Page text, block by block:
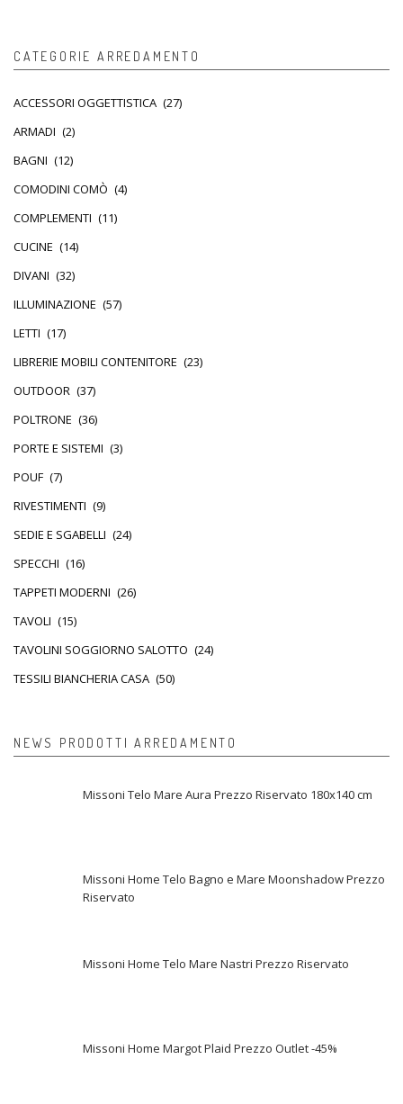
CATEGORIE ARREDAMENTO
ACCESSORI OGGETTISTICA (27)
ARMADI (2)
BAGNI (12)
COMODINI COMÒ (4)
COMPLEMENTI (11)
CUCINE (14)
DIVANI (32)
ILLUMINAZIONE (57)
LETTI (17)
LIBRERIE MOBILI CONTENITORE (23)
OUTDOOR (37)
POLTRONE (36)
PORTE E SISTEMI (3)
POUF (7)
RIVESTIMENTI (9)
SEDIE E SGABELLI (24)
SPECCHI (16)
TAPPETI MODERNI (26)
TAVOLI (15)
TAVOLINI SOGGIORNO SALOTTO (24)
TESSILI BIANCHERIA CASA (50)
NEWS PRODOTTI ARREDAMENTO
Missoni Telo Mare Aura Prezzo Riservato 180x140 cm
Missoni Home Telo Bagno e Mare Moonshadow Prezzo
Riservato
Missoni Home Telo Mare Nastri Prezzo Riservato
Missoni Home Margot Plaid Prezzo Outlet -45%